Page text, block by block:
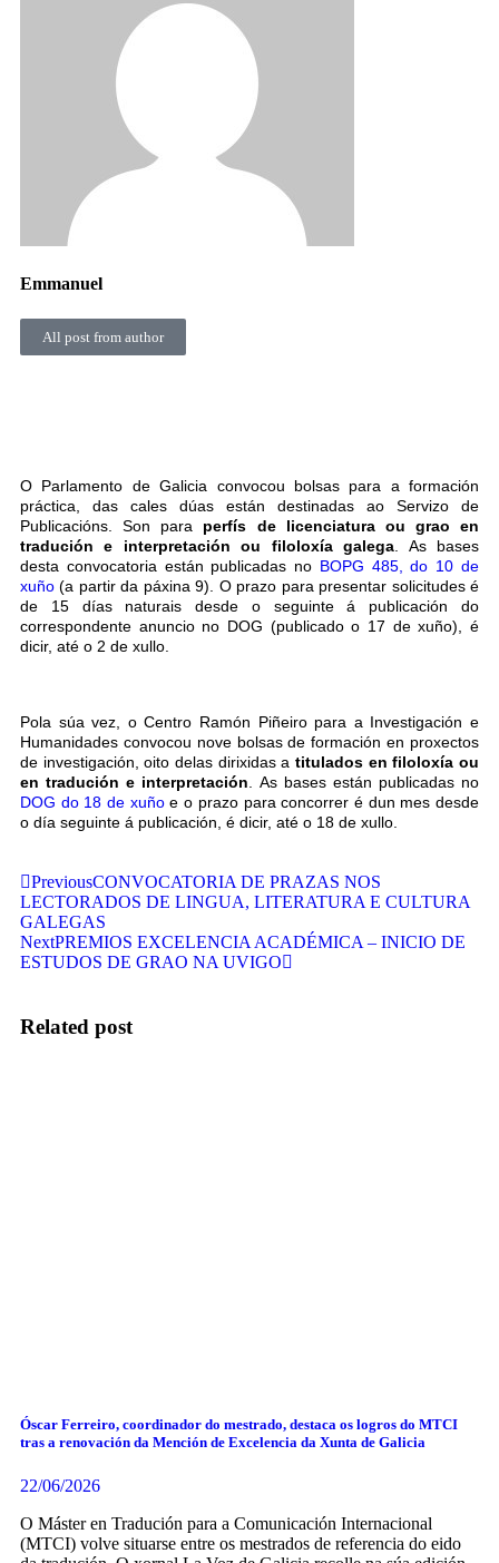
Emmanuel
All post from author
O Parlamento de Galicia convocou bolsas para a formación
práctica, das cales dúas están destinadas ao Servizo de
Publicacións. Son para perfís de licenciatura ou grao en
tradución e interpretación ou filoloxía galega . As bases
desta convocatoria están publicadas no BOPG 485, do 10 de
xuño (a partir da páxina 9). O prazo para presentar solicitudes é
de 15 días naturais desde o seguinte á publicación do
correspondente anuncio no DOG (publicado o 17 de xuño), é
dicir, até o 2 de xullo.
Pola súa vez, o Centro Ramón Piñeiro para a Investigación e
Humanidades convocou nove bolsas de formación en proxectos
de investigación, oito delas dirixidas a titulados en filoloxía ou
en tradución e interpretación . As bases están publicadas no
DOG do 18 de xuñoe o prazo para concorrer é dun mes desde
o día seguinte á publicación, é dicir, até o 18 de xullo.
PreviousCONVOCATORIA DE PRAZAS NOS
LECTORADOS DE LINGUA, LITERATURA E CULTURA
GALEGAS
NextPREMIOS EXCELENCIA ACADÉMICA – INICIO DE
ESTUDOS DE GRAO NA UVIGO
Related post
Óscar Ferreiro, coordinador do mestrado, destaca os logros do MTCI
tras a renovación da Mención de Excelencia da Xunta de Galicia
22/06/2026
O Máster en Tradución para a Comunicación Internacional
(MTCI) volve situarse entre os mestrados de referencia do eido